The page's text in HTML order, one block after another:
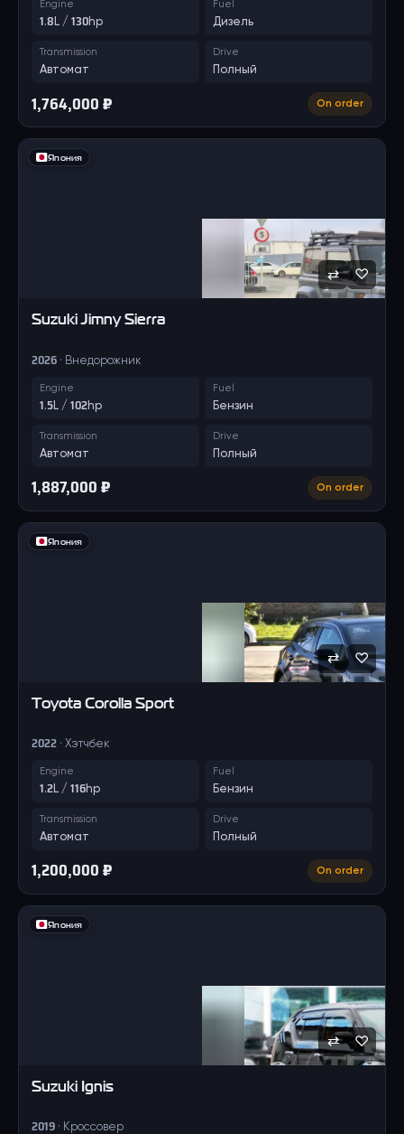
Engine
1.8L / 130hp
Fuel
Дизель
Transmission
Автомат
Drive
Полный
1,764,000 ₽ On order
Япония
⇄ ♡
SuzukiJimny Sierra
2026 · Внедорожник
Engine
1.5L / 102hp
Fuel
Бензин
Transmission
Автомат
Drive
Полный
1,887,000 ₽ On order
Япония
⇄ ♡
ToyotaCorolla Sport
2022 · Хэтчбек
Engine
1.2L / 116hp
Fuel
Бензин
Transmission
Автомат
Drive
Полный
1,200,000 ₽ On order
Япония
⇄ ♡
Suzuki Ignis
2019 · Кроссовер